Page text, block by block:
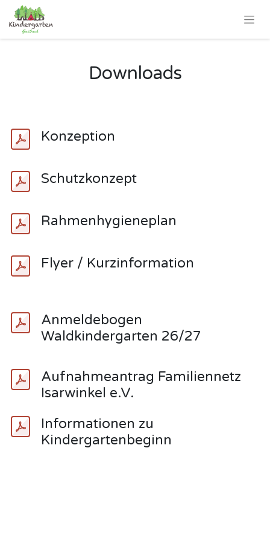
Downloads
Konzeption
Schutzkonzept
Rahmenhygieneplan
Flyer / Kurzinformation
Anmeldebogen
Waldkindergarten 26/27
Aufnahmeantrag Familiennetz
Isarwinkel e.V.
Informationen zu
Kindergartenbeginn